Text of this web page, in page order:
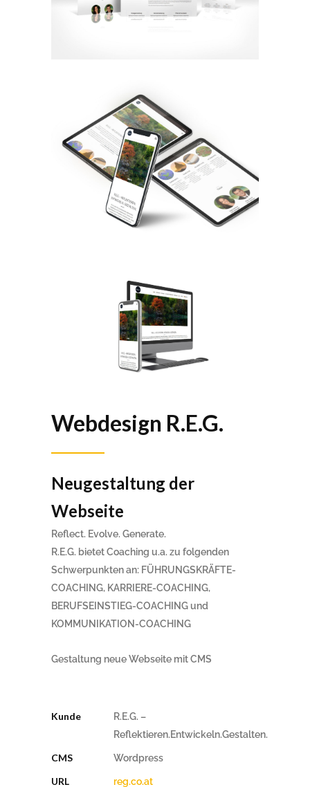
Webdesign R.E.G.
Neugestaltung der
Webseite
Reflect. Evolve. Generate.
R.E.G. bietet Coaching u.a. zu folgenden
Schwerpunkten an: FÜHRUNGSKRÄFTE-
COACHING, KARRIERE-COACHING,
BERUFSEINSTIEG-COACHING und
KOMMUNIKATION-COACHING
Gestaltung neue Webseite mit CMS
Kunde
R.E.G. –
Reflektieren.Entwickeln.Gestalten.
CMS Wordpress
URL reg.co.at